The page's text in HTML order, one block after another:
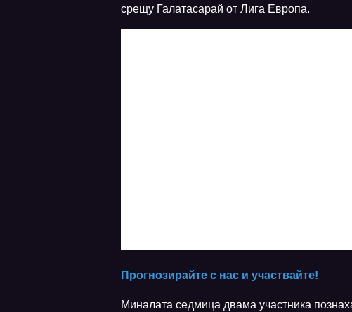
срещу Галатасарай от Лига Европа.
Прогнозирайте с нас и участвайте!
Миналата седмица двама участника